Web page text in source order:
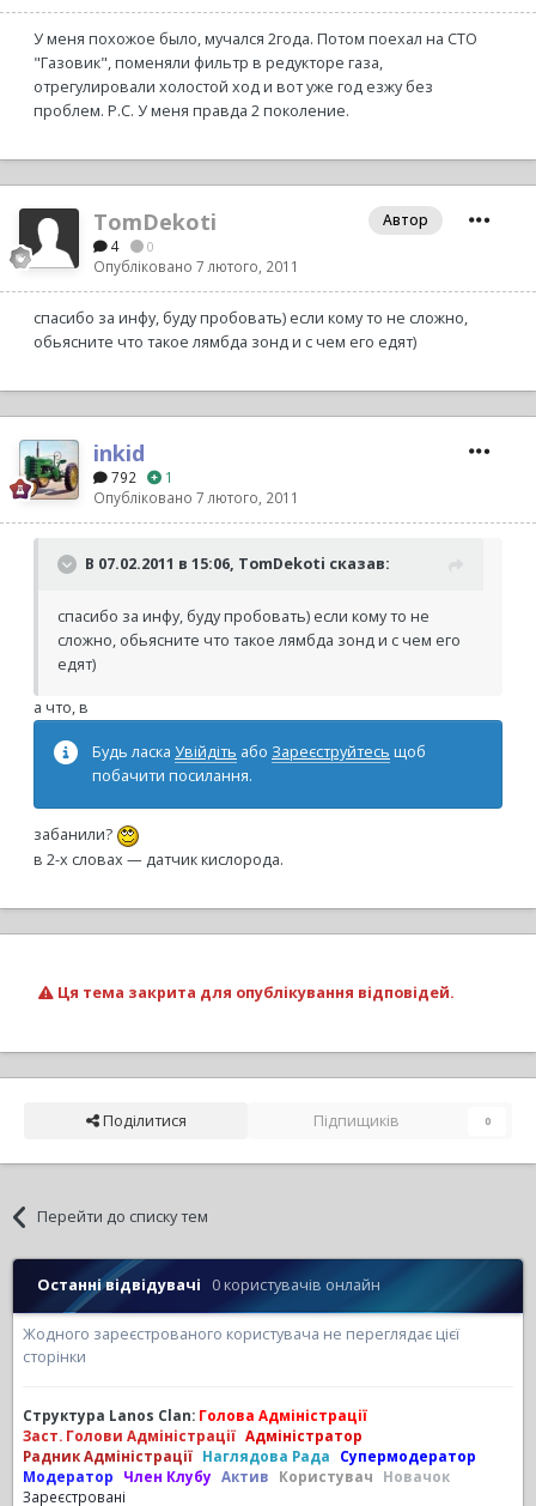
У меня похожое было, мучался 2года. Потом поехал на СТО
"Газовик", поменяли фильтр в редукторе газа,
отрегулировали холостой ход и вот уже год езжу без
проблем. Р.С. У меня правда 2 поколение.
TomDekoti
4 0
Опубліковано 7 лютого, 2011
Автор
спасибо за инфу, буду пробовать) если кому то не сложно,
обьясните что такое лямбда зонд и с чем его едят)
inkid
792
1
Опубліковано 7 лютого, 2011
В 07.02.2011 в 15:06, TomDekoti сказав:
спасибо за инфу, буду пробовать) если кому то не
сложно, обьясните что такое лямбда зонд и с чем его
едят)
а что, в
Будь ласка Увійдіть або Зареєструйтесь щоб
побачити посилання.
забанили?
в 2-х словах — датчик кислорода.
Ця тема закрита для опублікування відповідей.
Поділитися Підпищиків 0
Перейти до списку тем
Останні відвідувачі 0 користувачів онлайн
Жодного зареєстрованого користувача не переглядає цієї
сторінки
Структура Lanos Clan: Голова Адміністрації
Заст. Голови Адміністрації Адміністратор
Радник Адміністрації Наглядова Рада
Супермодератор
Модератор
Член Клубу Актив Користувач
Новачок
Зареєстровані